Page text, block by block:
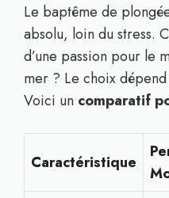
Le baptême de
absolu, loin du stress.
d’une passion pour le
mer ? Le choix dépend
Voici un comparatif
Caractéristique